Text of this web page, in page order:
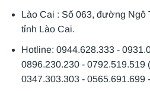
Lào Cai : Số 063, đường
tỉnh Lào Cai.
Hotline: 0944.628.333 -
0896.230.230 - 0792.519.519
0347.303.303 - 0565.691.699 -